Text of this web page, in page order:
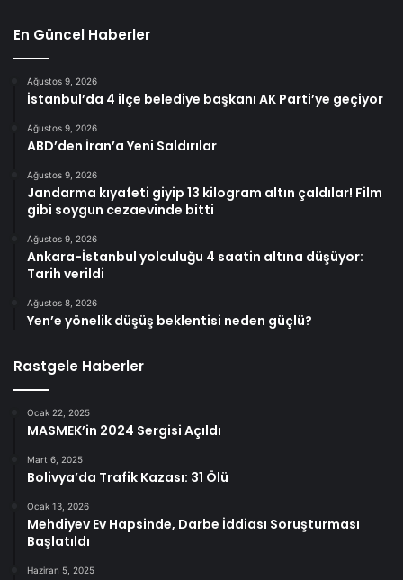
En Güncel Haberler
Ağustos 9, 2026
İstanbul’da 4 ilçe belediye başkanı AK Parti’ye geçiyor
Ağustos 9, 2026
ABD’den İran’a Yeni Saldırılar
Ağustos 9, 2026
Jandarma kıyafeti giyip 13 kilogram altın çaldılar! Film
gibi soygun cezaevinde bitti
Ağustos 9, 2026
Ankara-İstanbul yolculuğu 4 saatin altına düşüyor:
Tarih verildi
Ağustos 8, 2026
Yen’e yönelik düşüş beklentisi neden güçlü?
Rastgele Haberler
Ocak 22, 2025
MASMEK’in 2024 Sergisi Açıldı
Mart 6, 2025
Bolivya’da Trafik Kazası: 31 Ölü
Ocak 13, 2026
Mehdiyev Ev Hapsinde, Darbe İddiası Soruşturması
Başlatıldı
Haziran 5, 2025